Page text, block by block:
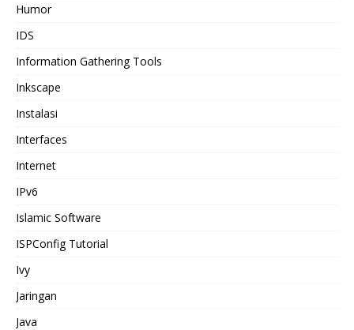
Humor
IDS
Information Gathering Tools
Inkscape
Instalasi
Interfaces
Internet
IPv6
Islamic Software
ISPConfig Tutorial
Ivy
Jaringan
Java